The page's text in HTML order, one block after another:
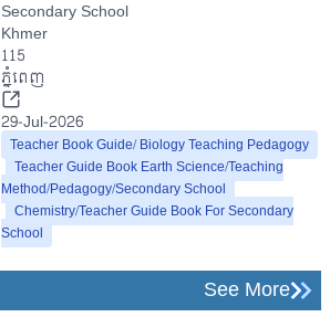
Secondary School
Khmer
115
ភ្នំពេញ
29-Jul-2026
Teacher Book Guide/ Biology Teaching Pedagogy
Teacher Guide Book Earth Science/Teaching
Method/Pedagogy/Secondary School
Chemistry/Teacher Guide Book For Secondary
School
See More